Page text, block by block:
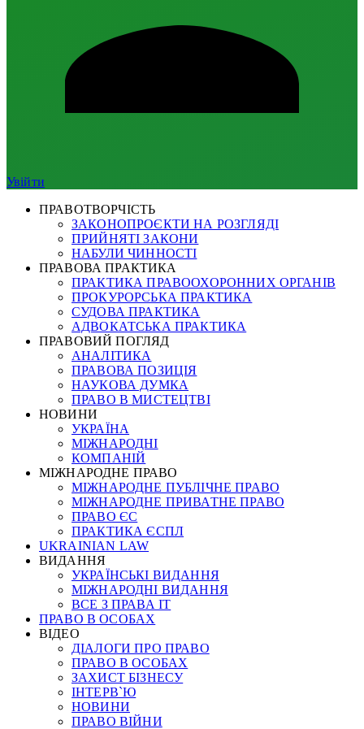
Увійти
ПРАВОТВОРЧІСТЬ
ЗАКОНОПРОЄКТИ НА РОЗГЛЯДІ
ПРИЙНЯТІ ЗАКОНИ
НАБУЛИ ЧИННОСТІ
ПРАВОВА ПРАКТИКА
ПРАКТИКА ПРАВООХОРОННИХ ОРГАНІВ
ПРОКУРОРСЬКА ПРАКТИКА
СУДОВА ПРАКТИКА
АДВОКАТСЬКА ПРАКТИКА
ПРАВОВИЙ ПОГЛЯД
АНАЛІТИКА
ПРАВОВА ПОЗИЦІЯ
НАУКОВА ДУМКА
ПРАВО В МИСТЕЦТВІ
НОВИНИ
УКРАЇНА
МІЖНАРОДНІ
КОМПАНІЙ
МІЖНАРОДНЕ ПРАВО
МІЖНАРОДНЕ ПУБЛІЧНЕ ПРАВО
МІЖНАРОДНЕ ПРИВАТНЕ ПРАВО
ПРАВО ЄС
ПРАКТИКА ЄСПЛ
UKRAINIAN LAW
ВИДАННЯ
УКРАЇНСЬКІ ВИДАННЯ
МІЖНАРОДНІ ВИДАННЯ
ВСЕ З ПРАВА ІТ
ПРАВО В ОСОБАХ
ВІДЕО
ДІАЛОГИ ПРО ПРАВО
ПРАВО В ОСОБАХ
ЗАХИСТ БІЗНЕСУ
ІНТЕРВ`Ю
НОВИНИ
ПРАВО ВІЙНИ